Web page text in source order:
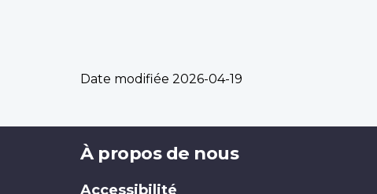
Date modifiée 2026-04-19
Brand
À propos de nous
Accessibilité